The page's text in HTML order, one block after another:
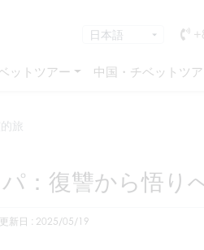
ットツアー 中国・チベットツ
旅
：復讐から悟り
新日 : 2025/05/19